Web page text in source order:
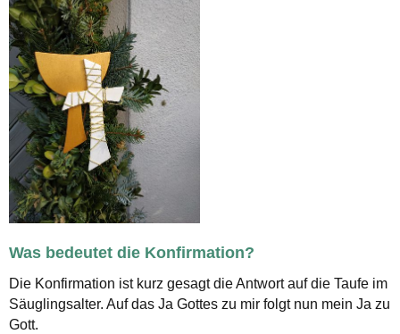
Was bedeutet die Konfirmation?
Die Konfirmation ist kurz gesagt die Antwort auf die Taufe im
Säuglingsalter. Auf das Ja Gottes zu mir folgt nun mein Ja zu
Gott.